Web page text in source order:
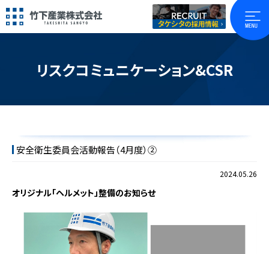
リスクコミュニケーション&CSR
安全衛生委員会活動報告（4月度）②
2024.05.26
オリジナル「ヘルメット」整備のお知らせ